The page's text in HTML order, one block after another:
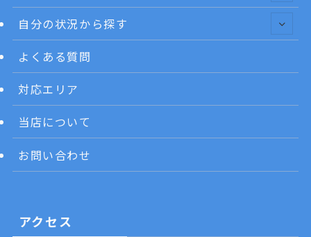
自分の状況から探す
よくある質問
対応エリア
当店について
お問い合わせ
アクセス